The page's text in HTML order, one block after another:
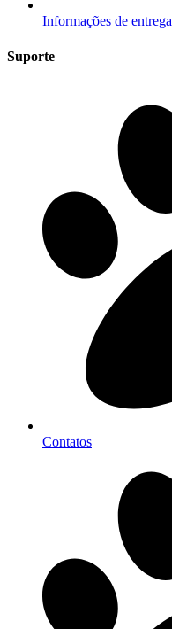
Informações de entrega
Suporte
Contatos